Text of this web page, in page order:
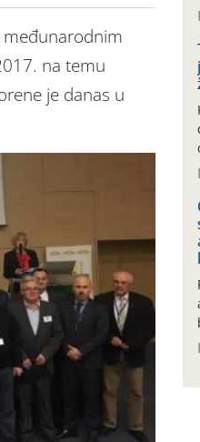
međunarodnim
na temu
je danas u